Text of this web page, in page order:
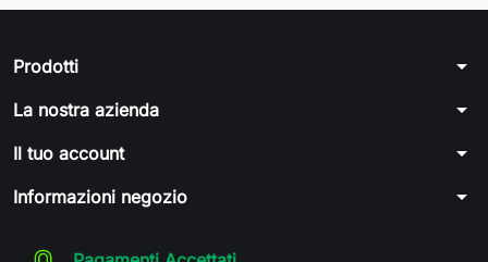
Prodotti arrow_drop_down
La nostra azienda arrow_drop_down
Il tuo account arrow_drop_down
Informazioni negozio arrow_drop_down